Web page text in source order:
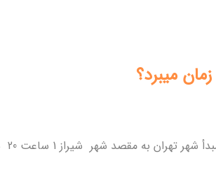
میبرد؟
مقصد شهر شیراز 1 ساعت 20 دقیقه میباشد.